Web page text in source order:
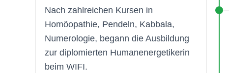
Nach zahlreichen Kursen in
Homöopathie, Pendeln, Kabbala,
Numerologie, begann die Ausbildung
zur diplomierten Humanenergetikerin
beim WIFI.